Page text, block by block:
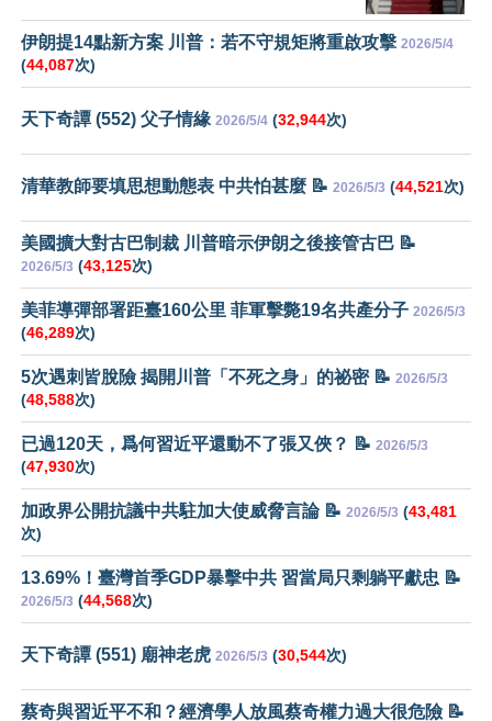
伊朗提14點新方案 川普：若不守規矩將重啟攻擊 2026/5/4
(44,087次)
天下奇譚 (552) 父子情緣 2026/5/4 (32,944次)
清華教師要填思想動態表 中共怕甚麼 📝 2026/5/3 (44,521次)
美國擴大對古巴制裁 川普暗示伊朗之後接管古巴 📝
2026/5/3 (43,125次)
美菲導彈部署距臺160公里 菲軍擊斃19名共產分子 2026/5/3
(46,289次)
5次遇刺皆脫險 揭開川普「不死之身」的祕密 📝 2026/5/3
(48,588次)
已過120天，爲何習近平還動不了張又俠？ 📝 2026/5/3
(47,930次)
加政界公開抗議中共駐加大使威脅言論 📝 2026/5/3 (43,481
次)
13.69%！臺灣首季GDP暴擊中共 習當局只剩躺平獻忠 📝
2026/5/3 (44,568次)
天下奇譚 (551) 廟神老虎 2026/5/3 (30,544次)
蔡奇與習近平不和？經濟學人放風蔡奇權力過大很危險 📝